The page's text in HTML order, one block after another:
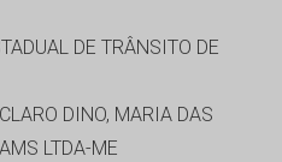
DE TRÂNSITO DE
DINO, MARIA DAS
LTDA-ME